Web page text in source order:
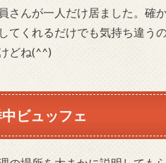
さんが一人だけ居ました。確
てくれるだけでも気持ち違う
どね(^^)
ビュッフェ